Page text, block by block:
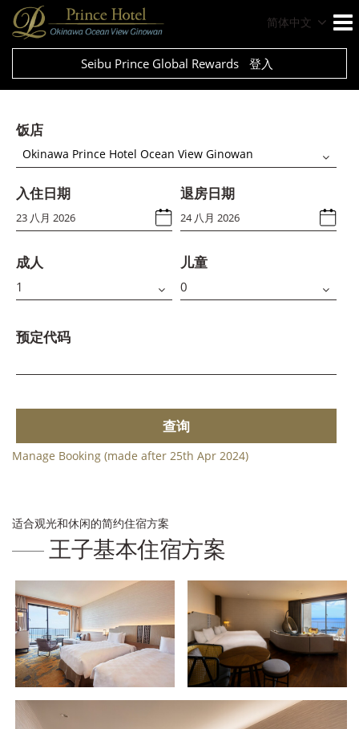
简体中文
Seibu Prince Global Rewards 登入
饭店
Okinawa Prince Hotel Ocean View Ginowan
入住日期 退房日期
成人 儿童
预定代码
查询
Manage Booking (made after 25th Apr 2024)
适合观光和休闲的简约住宿方案
王子基本住宿方案